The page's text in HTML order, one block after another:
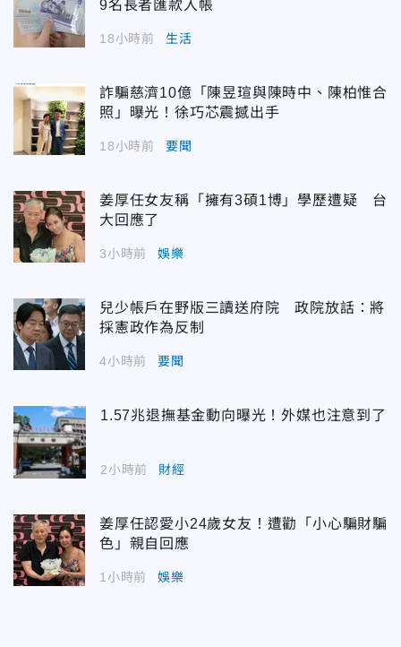
9名長者匯款入帳
18小時前 生活
詐騙慈濟10億「陳昱瑄與陳時中、陳柏惟合
照」曝光！徐巧芯震撼出手
18小時前 要聞
姜厚任女友稱「擁有3碩1博」學歷遭疑 台
大回應了
3小時前 娛樂
兒少帳戶在野版三讀送府院 政院放話：將
採憲政作為反制
4小時前 要聞
1.57兆退撫基金動向曝光！外媒也注意到了
2小時前 財經
姜厚任認愛小24歲女友！遭勸「小心騙財騙
色」親自回應
1小時前 娛樂